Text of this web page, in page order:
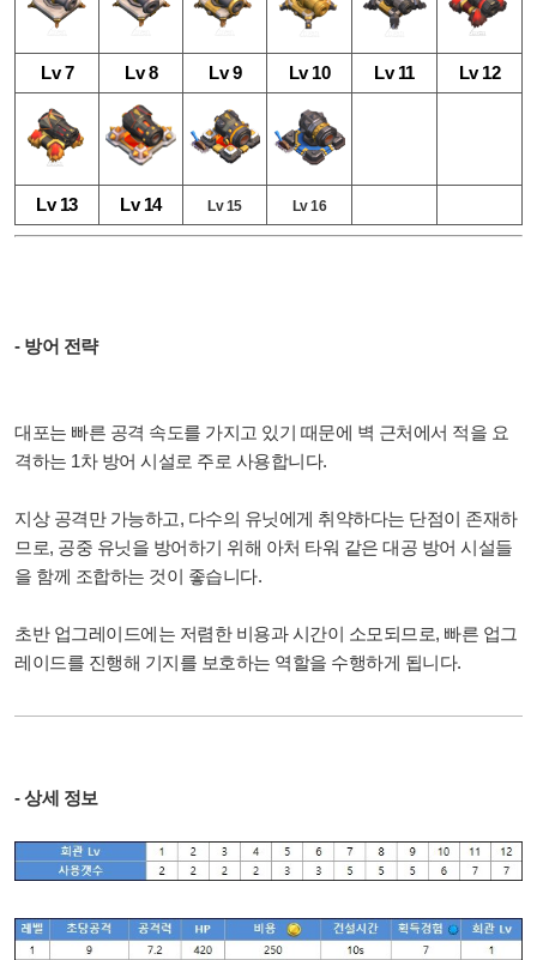
Lv 7 Lv 8 Lv 9 Lv 10 Lv 11 Lv 12
Lv 13 Lv 14 Lv 15 Lv 16
- 방어 전략
대포는 빠른 공격 속도를 가지고 있기 때문에 벽 근처에서 적을 요
격하는 1차 방어 시설로 주로 사용합니다.
지상 공격만 가능하고, 다수의 유닛에게 취약하다는 단점이 존재하
므로, 공중 유닛을 방어하기 위해 아처 타워 같은 대공 방어 시설들
을 함께 조합하는 것이 좋습니다.
초반 업그레이드에는 저렴한 비용과 시간이 소모되므로, 빠른 업그
레이드를 진행해 기지를 보호하는 역할을 수행하게 됩니다.
- 상세 정보